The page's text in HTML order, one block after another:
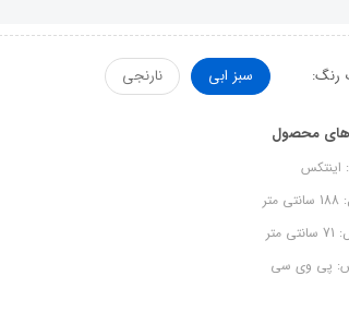
رنگ: سبز ابی نارنجی
محصول
اینتکس
پی وی سی